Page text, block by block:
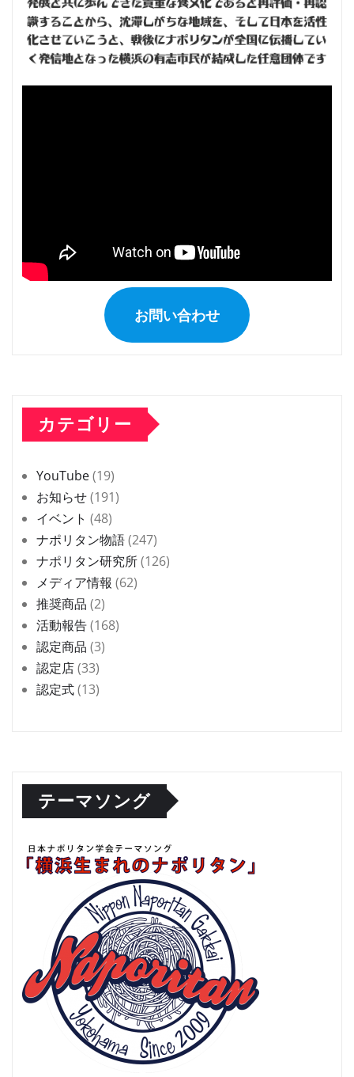
ー
ジ
お問い合わせ
カテゴリー
YouTube(19)
お知らせ(191)
イベント (48)
ナポリタン物語(247)
ナポリタン研究所(126)
メディア情報 (62)
推奨商品 (2)
活動報告(168)
認定商品 (3)
認定店(33)
認定式(13)
テーマソング